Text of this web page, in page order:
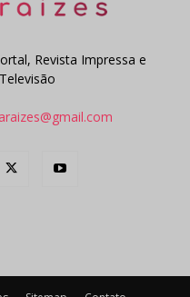
Revista Impressa e